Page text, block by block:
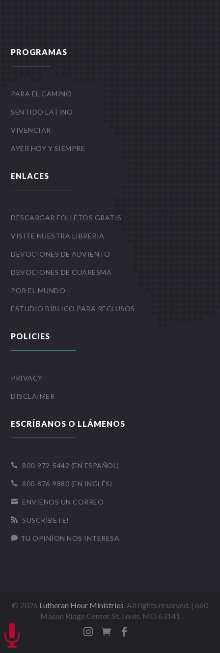
PROGRAMAS
PARA EL CAMINO
SENTIDO LATINO
VIVENCIAR
AYER HOY Y SIEMPRE
ENLACES
DESCARGAR FOLLETOS GRATIS
VISITE NUESTRA LIBRERIA
DEVOCIONES DE ADVIENTO
DEVOCIONES DE CUARESMA
POR EL MUNDO
ESTUDIO BÍBLICO PARA RECLUSOS
POLICIES
PRIVACY
DISCLAIMER
ESCRÍBANOS O LLÁMENOS
 800-972-5442 (EN ESPAÑOL)
 800-876-9880 (EN INGLÉS)
 ENVÍENOS UN CORREO
 SUSCRÍBETE!
 TU OPINÍON NOS INTERESA
© 2026 Lutheran Hour Ministries, All rights reserved. | 660
Mason Ridge Center, St. Louis, MO 63141

 
